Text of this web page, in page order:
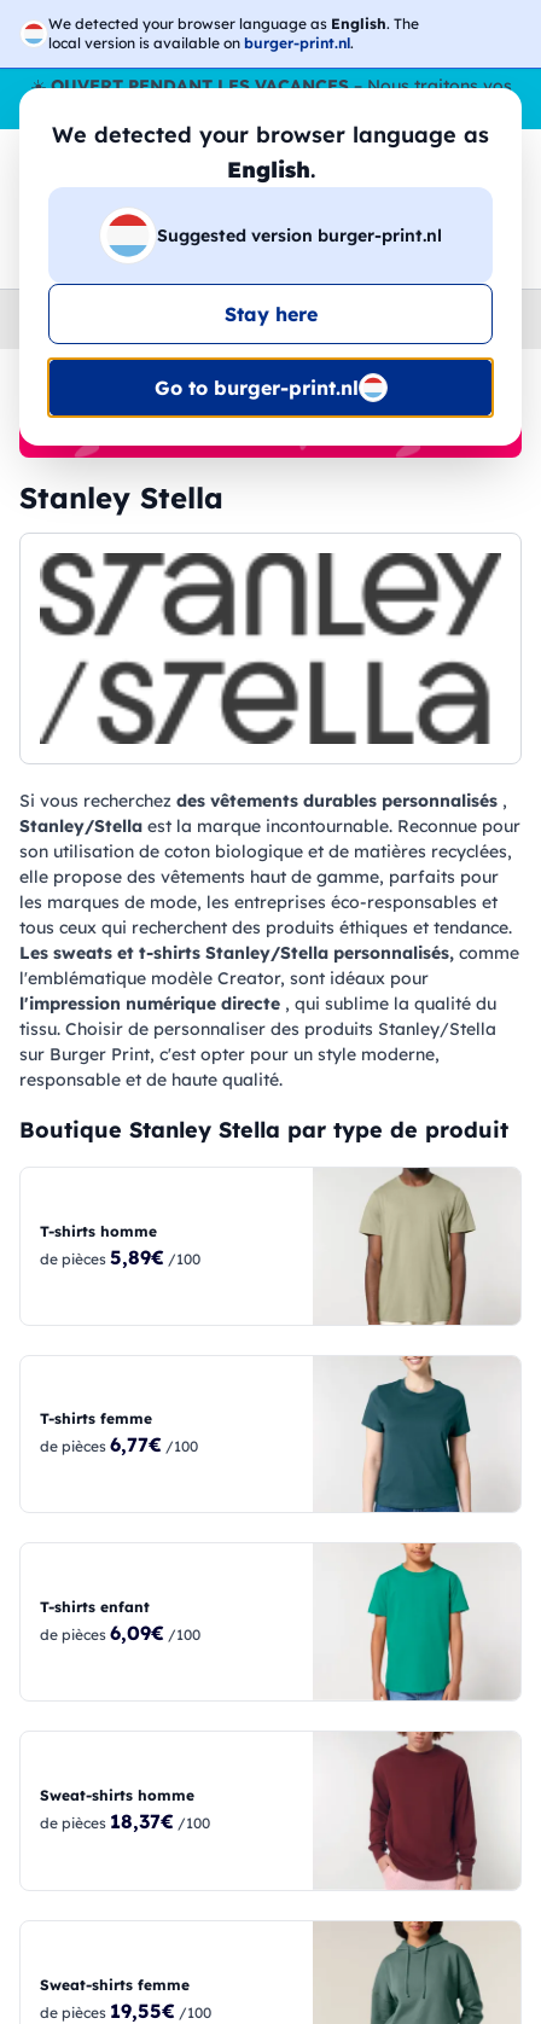
We detected your browser language as English. The
local version is available on burger-print.nl.
We detected your browser language as
English.
Suggested version burger-print.nl
Stay here
Go to burger-print.nl
☀️OUVERT PENDANT LES VACANCES– Nous traitons vos
🔎 Recherchez parmi les produits
Stanley Stella
🔥 Impression DTF à -30 %
Stanley Stella
Si vous recherchez des vêtements durables personnalisés ,
Stanley/Stella est la marque incontournable. Reconnue pour
son utilisation de coton biologique et de matières recyclées,
elle propose des vêtements haut de gamme, parfaits pour
les marques de mode, les entreprises éco-responsables et
tous ceux qui recherchent des produits éthiques et tendance.
Les sweats et t-shirts Stanley/Stella personnalisés, comme
l'emblématique modèle Creator, sont idéaux pour
l'impression numérique directe , qui sublime la qualité du
tissu. Choisir de personnaliser des produits Stanley/Stella
sur Burger Print, c'est opter pour un style moderne,
responsable et de haute qualité.
Boutique Stanley Stella par type de produit
T-shirts homme
de pièces 5,89€ /100
T-shirts femme
de pièces 6,77€ /100
T-shirts enfant
de pièces 6,09€ /100
Sweat-shirts homme
de pièces 18,37€ /100
Sweat-shirts femme
de pièces 19,55€ /100